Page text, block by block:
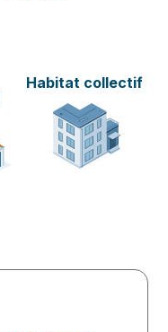
Habitat collectif